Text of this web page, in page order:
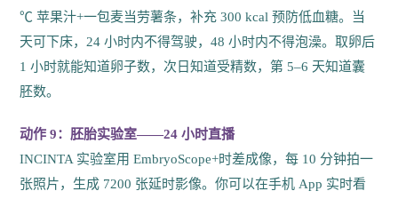
℃ 苹果汁+一包麦当劳薯条，补充 300 kcal 预防低血糖。当
天可下床，24 小时内不得驾驶，48 小时内不得泡澡。取卵后
1 小时就能知道卵子数，次日知道受精数，第 5–6 天知道囊
胚数。
动作 9：胚胎实验室——24 小时直播
INCINTA 实验室用 EmbryoScope+时差成像，每 10 分钟拍一
张照片，生成 7200 张延时影像。你可以在手机 App 实时看